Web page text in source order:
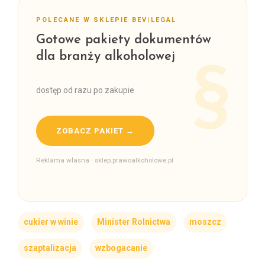
POLECANE W SKLEPIE BEV|LEGAL
Gotowe pakiety dokumentów
dla branży alkoholowej
dostęp od razu po zakupie
ZOBACZ PAKIET →
Reklama własna · sklep.prawoalkoholowe.pl
cukier w winie Minister Rolnictwa moszcz
szaptalizacja wzbogacanie